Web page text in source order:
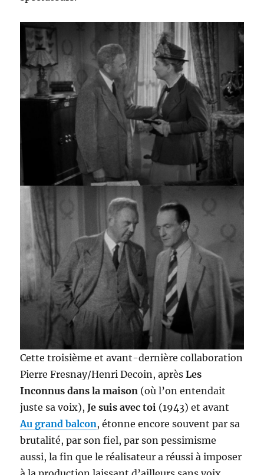
Cette troisième et avant-dernière collaboration
Pierre Fresnay/Henri Decoin, aprèsLes
Inconnus dans la maison (où l’on entendait
juste sa voix),Je suis avec toi (1943) et avant
Au grand balcon, étonne encore souvent par sa
brutalité, par son fiel, par son pessimisme
aussi, la fin que le réalisateur a réussi à imposer